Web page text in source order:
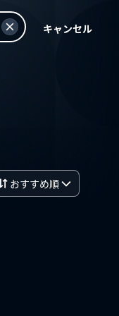
キャンセル
おすすめ順